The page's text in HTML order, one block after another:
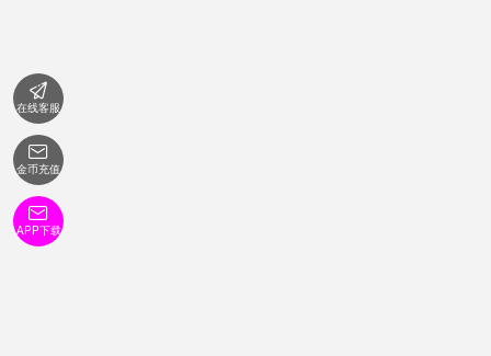

在线客服

金币充值

APP下载